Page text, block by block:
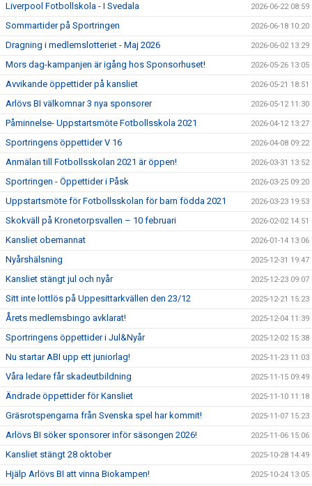
Liverpool Fotbollskola - I Svedala 2026-06-22 08:59
Sommartider på Sportringen 2026-06-18 10:20
Dragning i medlemslotteriet - Maj 2026 2026-06-02 13:29
Mors dag-kampanjen är igång hos Sponsorhuset! 2026-05-26 13:05
Avvikande öppettider på kansliet 2026-05-21 18:51
Arlövs BI välkomnar 3 nya sponsorer 2026-05-12 11:30
Påminnelse- Uppstartsmöte Fotbollsskola 2021 2026-04-12 13:27
Sportringens öppettider V 16 2026-04-08 09:22
Anmälan till Fotbollsskolan 2021 är öppen! 2026-03-31 13:52
Sportringen - Öppettider i Påsk 2026-03-25 09:20
Uppstartsmöte för Fotbollsskolan för barn födda 2021 2026-03-23 19:53
Skokväll på Kronetorpsvallen – 10 februari 2026-02-02 14:51
Kansliet obemannat 2026-01-14 13:06
Nyårshälsning 2025-12-31 19:47
Kansliet stängt jul och nyår 2025-12-23 09:07
Sitt inte lottlös på Uppesittarkvällen den 23/12 2025-12-21 15:23
Årets medlemsbingo avklarat! 2025-12-04 11:39
Sportringens öppettider i Jul&Nyår 2025-12-02 15:38
Nu startar ABI upp ett juniorlag! 2025-11-23 11:03
Våra ledare får skadeutbildning 2025-11-15 09:49
Ändrade öppettider för Kansliet 2025-11-10 11:18
Gräsrotspengarna från Svenska spel har kommit! 2025-11-07 15:23
Arlövs BI söker sponsorer inför säsongen 2026! 2025-11-06 15:06
Kansliet stängt 28 oktober 2025-10-28 14:49
Hjälp Arlövs BI att vinna Biokampen! 2025-10-24 13:05